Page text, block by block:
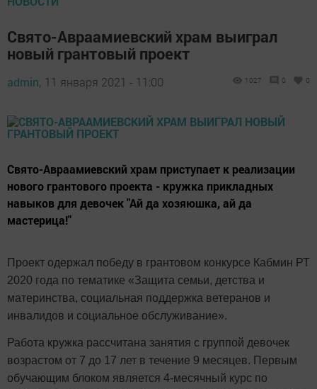
Свято-Авраамиевский храм выиграл
новый грантовый проект
admin, 11 января 2021 - 11:00 1027 0 0
Свято-Авраамиевский храм приступает к реализации
нового грантового проекта - кружка прикладных
навыков для девочек "Ай да хозяюшка, ай да
мастерица!"
Проект одержал победу в грантовом конкурсе Кабмин РТ
2020 года по тематике «Защита семьи, детства и
материнства, социальная поддержка ветеранов и
инвалидов и социальное обслуживание».
Работа кружка рассчитана занятия с группой девочек
возрастом от 7 до 17 лет в течение 9 месяцев. Первым
обучающим блоком является 4-месячный курс по